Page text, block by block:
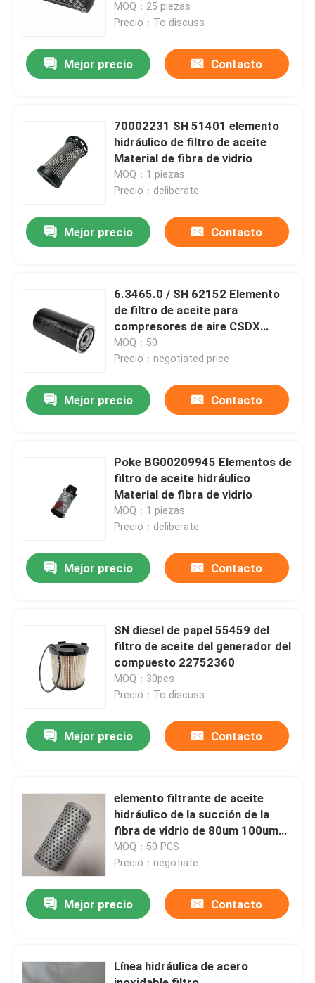
Hogar
Vídeos
Tour por la fábrica
Control de calidad
Solicitar presupuesto
Elemento del filtro hydráulico
Elemento de filtro de combustible
MOQ：25 piezas
Precio：To discuss
Mejor precio Contacto
70002231 SH 51401 elemento
hidráulico de filtro de aceite
Material de fibra de vidrio
MOQ：1 piezas
Precio：deliberate
Mejor precio Contacto
6.3465.0 / SH 62152 Elemento
de filtro de aceite para
compresores de aire CSDX
137/M 200
MOQ：50
Precio：negotiated price
Mejor precio Contacto
Poke BG00209945 Elementos de
filtro de aceite hidráulico
Material de fibra de vidrio
MOQ：1 piezas
Precio：deliberate
Mejor precio Contacto
SN diesel de papel 55459 del
filtro de aceite del generador del
compuesto 22752360
MOQ：30pcs
Precio：To discuss
Mejor precio Contacto
elemento filtrante de aceite
hidráulico de la succión de la
fibra de vidrio de 80um 100um
937935Q
MOQ：50 PCS
Precio：negotiate
Mejor precio Contacto
Línea hidráulica de acero